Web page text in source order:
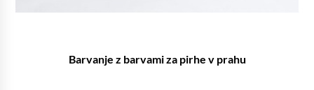
Barvanje z barvami za pirhe v prahu